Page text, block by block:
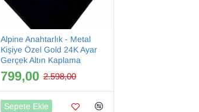
Alpine Anahtarlık - Metal
Kişiye Özel Gold 24K Ayar
Gerçek Altın Kaplama
799,00 2.598,00
Sepete Ekle